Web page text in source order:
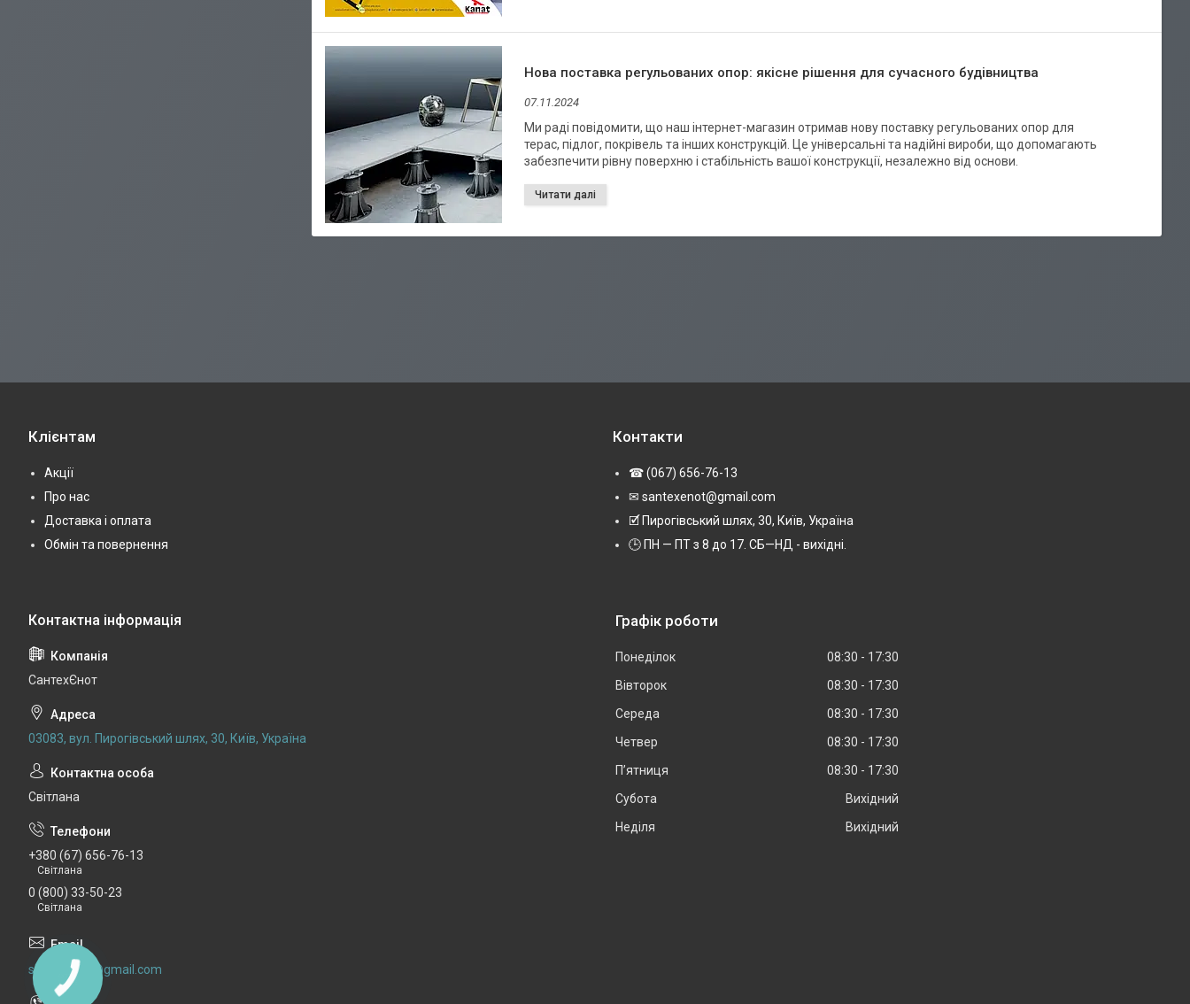
Нова поставка регульованих опор: якісне рішення для сучасного будівництва
07.11.2024
Ми раді повідомити, що наш інтернет-магазин отримав нову поставку регульованих опор для
терас, підлог, покрівель та інших конструкцій. Це універсальні та надійні вироби, що допомагають
забезпечити рівну поверхню і стабільність вашої конструкції, незалежно від основи.
Клієнтам
Акції
Про нас
Доставка і оплата
Обмін та повернення
Контакти
☎ (067) 656-76-13
✉ santexenot@gmail.com
🗹 Пирогівський шлях, 30, Київ, Україна
🕒 ПН — ПТ з 8 до 17. СБ—НД - вихідні.
СантехЄнот
03083, вул. Пирогівський шлях, 30, Київ, Україна
Світлана
+380 (67) 656-76-13
Світлана
0 (800) 33-50-23
Світлана
santexenot@gmail.com
Графік роботи
Понеділок 08:30
17:30
Вівторок
08:30
17:30
Середа
08:30
17:30
Четвер
08:30
17:30
Пʼятниця
08:30
17:30
Субота
Вихідний
Неділя
Вихідний